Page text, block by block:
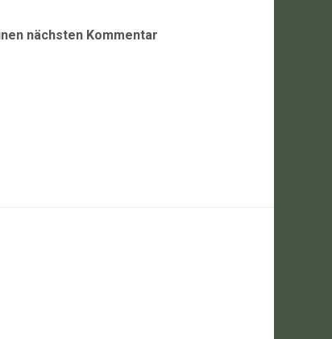
nächsten Kommentar